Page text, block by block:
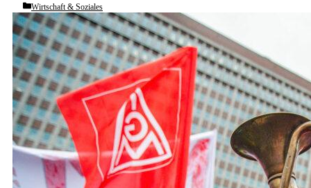
Categories
Wirtschaft & Soziales